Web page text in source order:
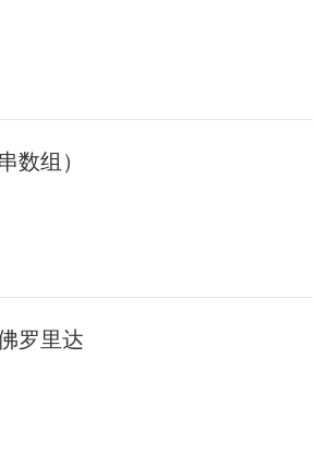
数组）
罗里达